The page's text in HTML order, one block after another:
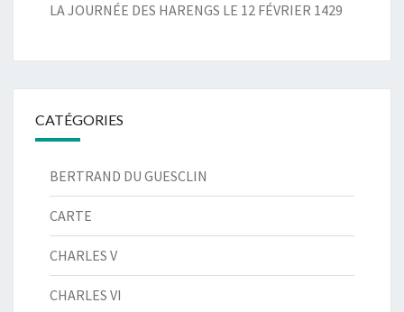
LA JOURNÉE DES HARENGS LE 12 FÉVRIER 1429
CATÉGORIES
BERTRAND DU GUESCLIN
CARTE
CHARLES V
CHARLES VI